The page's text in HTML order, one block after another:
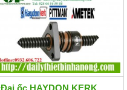
Đai ốc HAYDON KERK